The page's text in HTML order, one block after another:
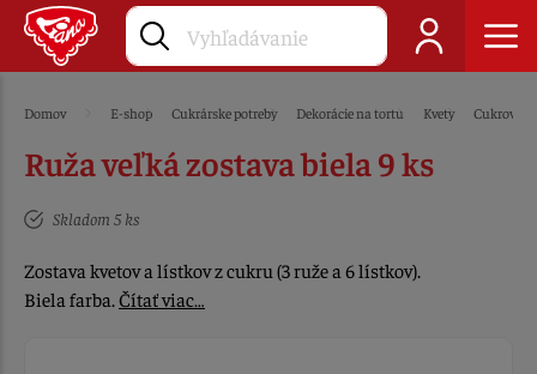
Domov E-shop Cukrárske potreby Dekorácie na tortu Kvety Cukrové
Ruža veľká zostava biela 9 ks
Skladom 5 ks
Zostava kvetov a lístkov z cukru (3 ruže a 6 lístkov).
Biela farba.Čítať viac…